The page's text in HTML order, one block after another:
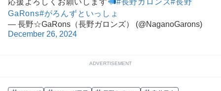
応援よろしくお願いします #長野ガロンズ#長野
GaRons#がろんずといっしょ
— 長野☆GaRons（長野ガロンズ） (@NaganoGarons)
December 26, 2024
ADVERTISEMENT